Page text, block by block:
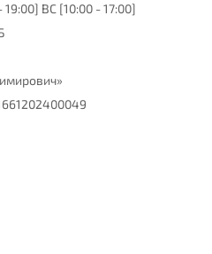
ВС [10:00 - 17:00]